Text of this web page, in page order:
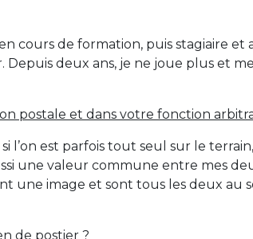
cours de formation, puis stagiaire et
deux ans, je ne joue plus et
postale et dans votre fonction
l’on est parfois tout seul sur le
une valeur commune entre mes
une image et sont tous les deux au
de postier ?